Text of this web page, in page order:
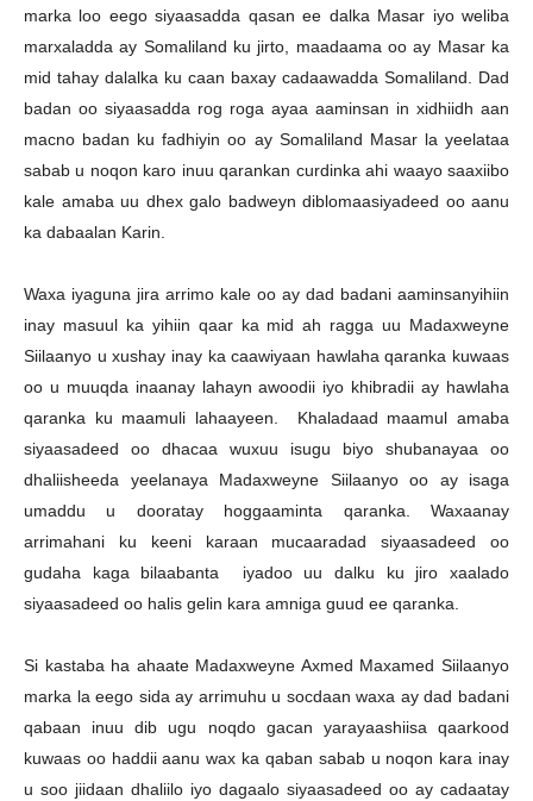
marka loo eego siyaasadda qasan ee dalka Masar iyo weliba
marxaladda ay Somaliland ku jirto, maadaama oo ay Masar ka
mid tahay dalalka ku caan baxay cadaawadda Somaliland. Dad
badan oo siyaasadda rog roga ayaa aaminsan in xidhiidh aan
macno badan ku fadhiyin oo ay Somaliland Masar la yeelataa
sabab u noqon karo inuu qarankan curdinka ahi waayo saaxiibo
kale amaba uu dhex galo badweyn diblomaasiyadeed oo aanu
ka dabaalan Karin.
Waxa iyaguna jira arrimo kale oo ay dad badani aaminsanyihiin
inay masuul ka yihiin qaar ka mid ah ragga uu Madaxweyne
Siilaanyo u xushay inay ka caawiyaan hawlaha qaranka kuwaas
oo u muuqda inaanay lahayn awoodii iyo khibradii ay hawlaha
qaranka ku maamuli lahaayeen. Khaladaad maamul amaba
siyaasadeed oo dhacaa wuxuu isugu biyo shubanayaa oo
dhaliisheeda yeelanaya Madaxweyne Siilaanyo oo ay isaga
umaddu u dooratay hoggaaminta qaranka. Waxaanay
arrimahani ku keeni karaan mucaaradad siyaasadeed oo
gudaha kaga bilaabanta iyadoo uu dalku ku jiro xaalado
siyaasadeed oo halis gelin kara amniga guud ee qaranka.
Si kastaba ha ahaate Madaxweyne Axmed Maxamed Siilaanyo
marka la eego sida ay arrimuhu u socdaan waxa ay dad badani
qabaan inuu dib ugu noqdo gacan yarayaashiisa qaarkood
kuwaas oo haddii aanu wax ka qaban sabab u noqon kara inay
u soo jiidaan dhaliilo iyo dagaalo siyaasadeed oo ay cadaatay